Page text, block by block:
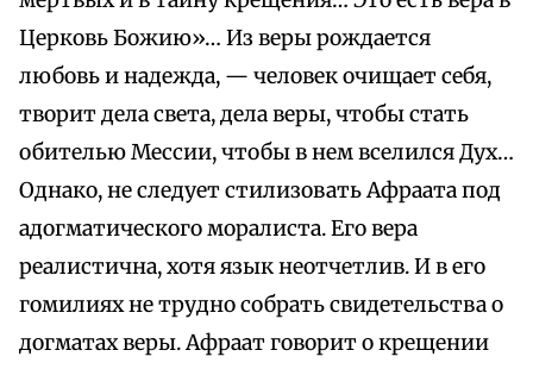
Церковь Божию»… Из веры рождается
любовь и надежда, — человек очищает себя,
творит дела света, дела веры, чтобы стать
обителью Мессии, чтобы в нем вселился Дух…
Однако, не следует стилизовать Афраата под
адогматического моралиста. Его вера
реалистична, хотя язык неотчетлив. И в его
гомилиях не трудно собрать свидетельства о
догматах веры. Афраат говорит о крещении